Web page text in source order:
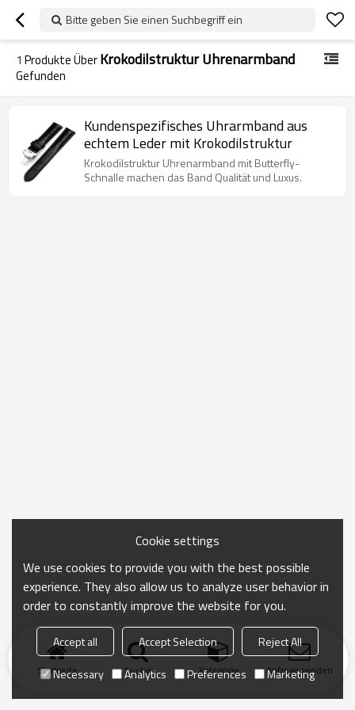
Bitte geben Sie einen Suchbegriff ein
1 Produkte ÜberKrokodilstruktur Uhrenarmband
Gefunden
Kundenspezifisches Uhrarmband aus
echtem Leder mit Krokodilstruktur
Krokodilstruktur Uhrenarmband mit Butterfly-
Schnalle machen das Band Qualität und Luxus.
Startseite Suche Kategorie Anfrage senden
Cookie settings
We use cookies to provide you with the best possible
experience. They also allow us to analyze user behavior in
order to constantly improve the website for you.
Accept all Accept Selection
Reject All
Necessary
Analytics Preferences Marketing